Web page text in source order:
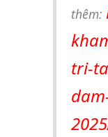
thêm:
tri-